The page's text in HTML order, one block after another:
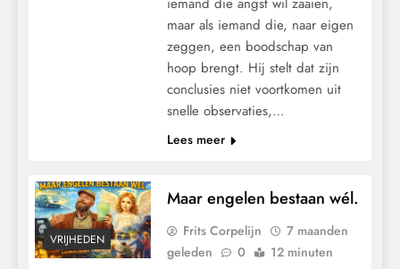
maar als iemand die, naar eigen
zeggen, een boodschap van
hoop brengt. Hij stelt dat zijn
conclusies niet voortkomen uit
snelle observaties,…
Lees meer
VRIJHEDEN
Maar engelen bestaan wél.
Frits Corpelijn
7 maanden
geleden
0 12 minuten